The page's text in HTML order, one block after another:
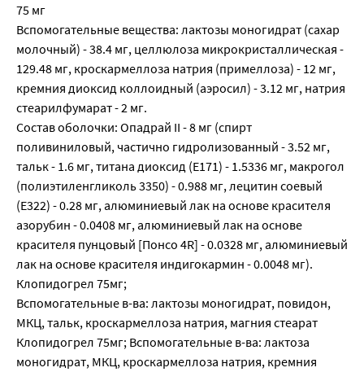
75 мг
Вспомогательные вещества: лактозы моногидрат (сахар
молочный) - 38.4 мг, целлюлоза микрокристаллическая -
129.48 мг, кроскармеллоза натрия (примеллоза) - 12 мг,
кремния диоксид коллоидный (аэросил) - 3.12 мг, натрия
стеарилфумарат - 2 мг.
Состав оболочки: Опадрай II - 8 мг (спирт
поливиниловый, частично гидролизованный - 3.52 мг,
тальк - 1.6 мг, титана диоксид (E171) - 1.5336 мг, макрогол
(полиэтиленгликоль 3350) - 0.988 мг, лецитин соевый
(E322) - 0.28 мг, алюминиевый лак на основе красителя
азорубин - 0.0408 мг, алюминиевый лак на основе
красителя пунцовый [Понсо 4R] - 0.0328 мг, алюминиевый
лак на основе красителя индигокармин - 0.0048 мг).
Клопидогрел 75мг;
Вспомогательные в-ва: лактозы моногидрат, повидон,
МКЦ, тальк, кроскармеллоза натрия, магния стеарат
Клопидогрел 75мг; Вспомогательные в-ва: лактоза
моногидрат, МКЦ, кроскармеллоза натрия, кремния